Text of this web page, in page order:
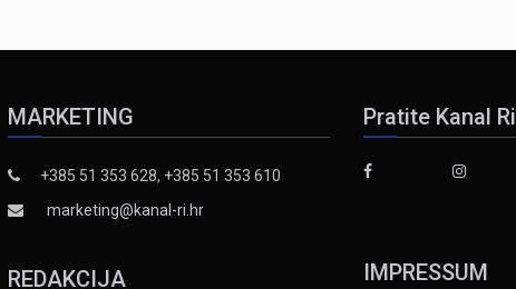
MARKETING
+385 51 353 628, +385 51 353 610
marketing@kanal-ri.hr
REDAKCIJA
Pratite Kanal Ri
IMPRESSUM